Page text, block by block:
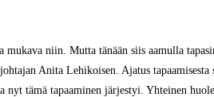
niin. Mutta tänään siis aamulla
Anita Lehikoisen. Ajatus
nyt tämä tapaaminen järjestyi. Yhteinen